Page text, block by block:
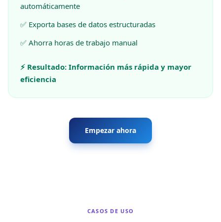
automáticamente
✅ Exporta bases de datos estructuradas
✅ Ahorra horas de trabajo manual
⚡ Resultado: Información más rápida y mayor
eficiencia
Empezar ahora
CASOS DE USO